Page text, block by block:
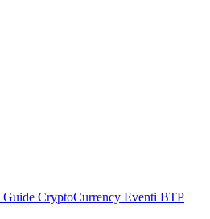
Guide CryptoCurrency Eventi BTP